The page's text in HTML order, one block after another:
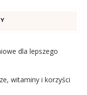
dla lepszego
witaminy i korzyści